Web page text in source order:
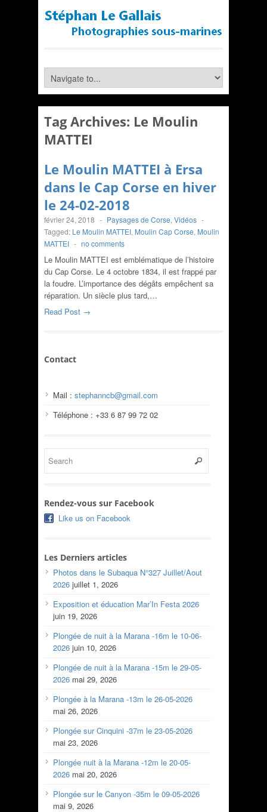
Tag Archives: Le Moulin
MATTEI
Le Moulin MATTEI à Ersa
dans le Cap Corse en hiver
le 24-02-2018
février 24, 2018 - Paysages de Corse, Vidéos -
Tagged: Le Moulin MATTEI, Moulin Cap Corse, Moulin
MATTEI - no comments
Le Moulin MATTEI est emblématique de l’histoire
du Cap Corse. Le 4 octobre 1834, il est frappé par
la foudre. L’importance des dégâts empêchent sa
réparation. Un siècle plus tard,…
Read Post →
Contact
Mail : stephanncb@gmail.com
Téléphone : +33 6 87 99 72 02
Rendez-vous sur Facebook
Like us on Facebook
Les Derniers articles
Photos dans le Subaqua N°327 Juillet/Aout
2026 juillet 1, 2026
Exposition et éducation Mar’In Festa 2026
juin 19, 2026
Plongée de nuit à la Marana -16m le 10-06-
2026 juin 10, 2026
Plongée de nuit à la Marana -15m le 29-05-
2026 mai 29, 2026
Plongée à la Marana -13m le 26-05-2026
mai 26, 2026
Plongée sur Cinquini -37m le 23-05-2026
mai 23, 2026
Plongée nuit à la Marana -12m le 20-05-
2026 mai 20, 2026
Plongée sur le Canyon -35m le 09-05-2026
mai 9, 2026